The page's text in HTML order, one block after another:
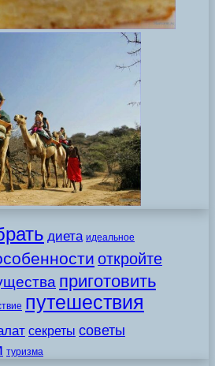
диета идеальное
откройте
приготовить
путешествия
секреты советы
туризма